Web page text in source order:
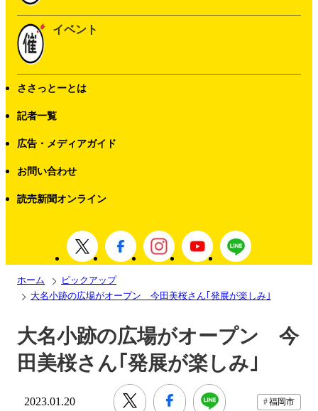
イベント
ささっとーとは
記者一覧
広告・メディアガイド
お問い合わせ
読売新聞オンライン
ホーム
ピックアップ
大名小跡の広場がオープン 今田美桜さん｢発展が楽しみ｣
大名小跡の広場がオープン 今
田美桜さん｢発展が楽しみ｣
2023.01.20 福岡市